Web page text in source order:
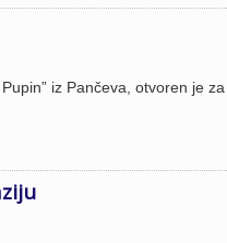
iz Pančeva, otvoren je